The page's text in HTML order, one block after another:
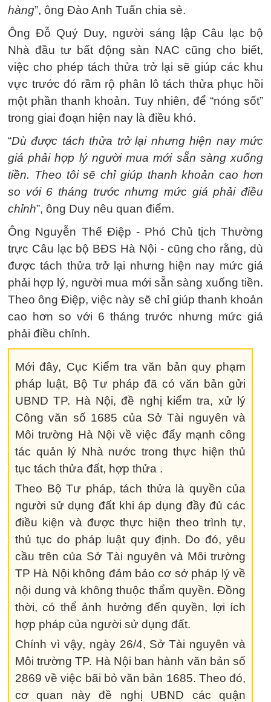
hàng”, ông Đào Anh Tuấn chia sẻ.
Ông Đỗ Quý Duy, người sáng lập Câu lạc bộ
Nhà đầu tư bất động sản NAC cũng cho biết,
việc cho phép tách thửa trở lại sẽ giúp các khu
vực trước đó rầm rộ phân lô tách thửa phục hồi
một phần thanh khoản. Tuy nhiên, để “nóng sốt”
trong giai đoạn hiện nay là điều khó.
“Dù được tách thửa trở lại nhưng hiện nay mức
giá phải hợp lý người mua mới sẵn sàng xuống
tiền. Theo tôi sẽ chỉ giúp thanh khoản cao hơn
so với 6 tháng trước nhưng mức giá phải điều
chỉnh”, ông Duy nêu quan điểm.
Ông Nguyễn Thế Điệp - Phó Chủ tịch Thường
trực Câu lạc bộ BĐS Hà Nội - cũng cho rằng, dù
được tách thửa trở lại nhưng hiện nay mức giá
phải hợp lý, người mua mới sẵn sàng xuống tiền.
Theo ông Điệp, việc này sẽ chỉ giúp thanh khoản
cao hơn so với 6 tháng trước nhưng mức giá
phải điều chỉnh.
Mới đây, Cục Kiểm tra văn bản quy phạm
pháp luật, Bộ Tư pháp đã có văn bản gửi
UBND TP. Hà Nội, đề nghị kiểm tra, xử lý
Công văn số 1685 của Sở Tài nguyên và
Môi trường Hà Nội về việc đẩy mạnh công
tác quản lý Nhà nước trong thực hiện thủ
tục tách thửa đất, hợp thửa .
Theo Bộ Tư pháp, tách thửa là quyền của
người sử dụng đất khi áp dụng đầy đủ các
điều kiện và được thực hiện theo trình tự,
thủ tục do pháp luật quy định. Do đó, yêu
cầu trên của Sở Tài nguyên và Môi trường
TP Hà Nội không đảm bảo cơ sở pháp lý về
nội dung và không thuộc thẩm quyền. Đồng
thời, có thể ảnh hưởng đến quyền, lợi ích
hợp pháp của người sử dụng đất.
Chính vì vậy, ngày 26/4, Sở Tài nguyên và
Môi trường TP. Hà Nội ban hành văn bản số
2869 về việc bãi bỏ văn bản 1685. Theo đó,
cơ quan này đề nghị UBND các quận